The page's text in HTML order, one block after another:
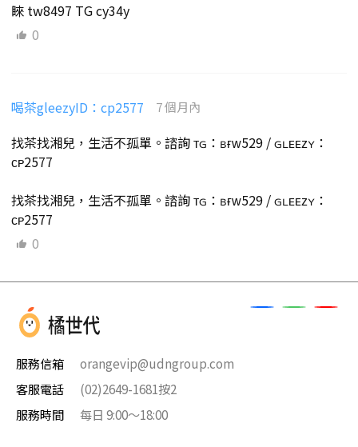
睞 tw8497 TG cy34y
0
喝茶gleezyID：cp2577 7 個月內
找茶找湘兒，生活不孤單。諮詢 ᴛɢ：ʙғᴡ529 / ɢʟᴇᴇᴢʏ：
ᴄᴘ2577
找茶找湘兒，生活不孤單。諮詢 ᴛɢ：ʙғᴡ529 / ɢʟᴇᴇᴢʏ：
ᴄᴘ2577
0
服務信箱
orangevip@udngroup.com
客服電話
(02)2649-1681按2
服務時間
每日 9:00～18:00